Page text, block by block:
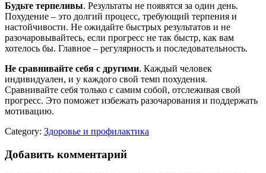
Будьте терпеливы. Результаты не появятся за один день.
Похудение – это долгий процесс, требующий терпения и
настойчивости. Не ожидайте быстрых результатов и не
разочаровывайтесь, если прогресс не так быстр, как вам
хотелось бы. Главное – регулярность и последовательность.
Не сравнивайте себя с другими. Каждый человек
индивидуален, и у каждого свой темп похудения.
Сравнивайте себя только с самим собой, отслеживая свой
прогресс. Это поможет избежать разочарования и поддержать
мотивацию.
Category: Здоровье и профилактика
Добавить комментарий